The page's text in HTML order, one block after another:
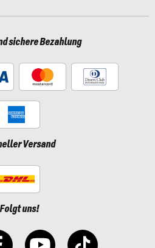
sichere Bezahlung
Versand
Folgt uns!